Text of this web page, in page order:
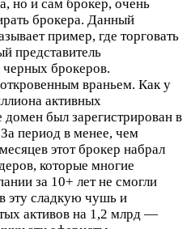
но и сам брокер, очень
брокера. Данный
пример, где торговать
представитель
брокеров.
враньем. Как у
активных
домен был зарегистрирован в
период в менее, чем
этот брокер набрал
которые многие
за 10+ лет не смогли
эту сладкую чушь и
активов на 1,2 млрд —